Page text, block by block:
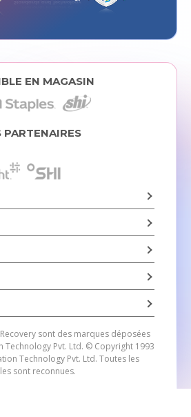
EN MAGASIN
PARTENAIRES
sont des marques déposées
Technology Pvt. Ltd. © Copyright 1993
Technology Pvt. Ltd. Toutes les
sont reconnues.